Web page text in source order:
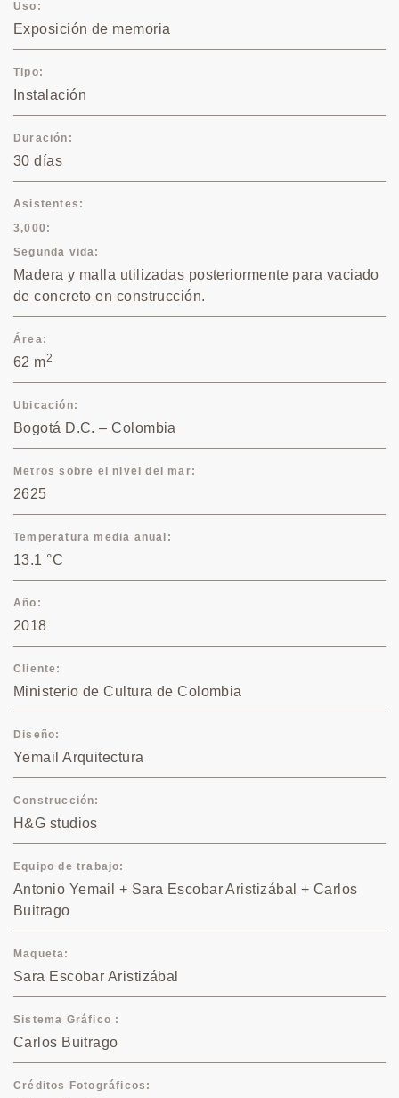
Uso
Exposición de memoria
Tipo
Instalación
Duración
30 días
Asistentes
3,000
Segunda vida
Madera y malla utilizadas posteriormente para vaciado
de concreto en construcción.
Área
62 m2
Ubicación
Bogotá D.C. – Colombia
Metros sobre el nivel del mar
2625
Temperatura media anual
13.1 °C
Año
2018
Cliente
Ministerio de Cultura de Colombia
Diseño
Yemail Arquitectura
Construcción
H&G studios
Equipo de trabajo
Antonio Yemail + Sara Escobar Aristizábal + Carlos
Buitrago
Maqueta
Sara Escobar Aristizábal
Sistema Gráfico
Carlos Buitrago
Créditos Fotográficos